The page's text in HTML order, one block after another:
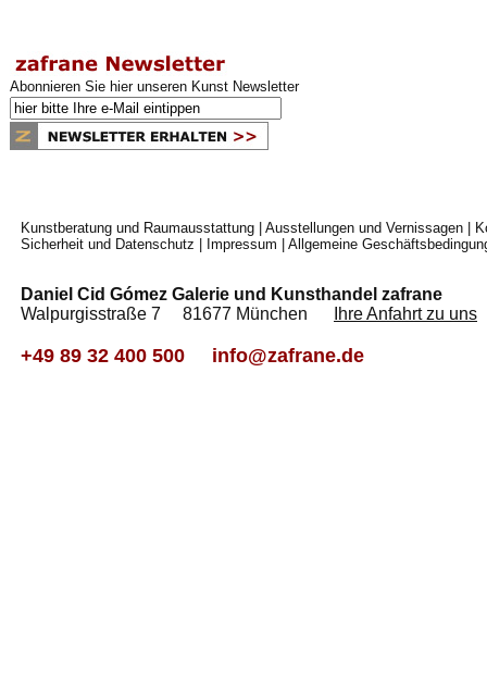
Abonnieren Sie hier unseren Kunst Newsletter
Kunstberatung und Raumausstattung Ausstellungen und Vernissagen
Sicherheit und Datenschutz
Impressum Allgemeine
Daniel Cid Gómez Galerie und Kunsthandel zafrane
Walpurgisstraße 7 81677 München
Ihre Anfahrt zu uns
+49 89 32 400 500 info@zafrane.de